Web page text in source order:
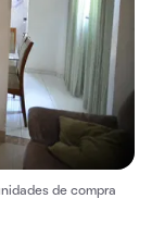
de compra